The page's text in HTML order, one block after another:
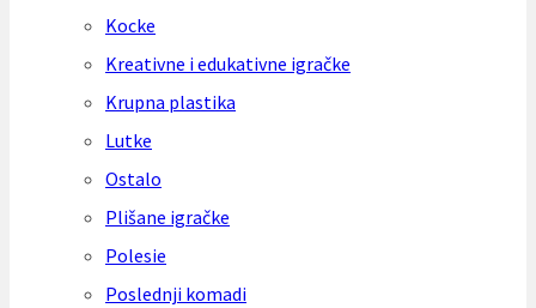
Kocke
Kreativne i edukativne igračke
Krupna plastika
Lutke
Ostalo
Plišane igračke
Polesie
Poslednji komadi